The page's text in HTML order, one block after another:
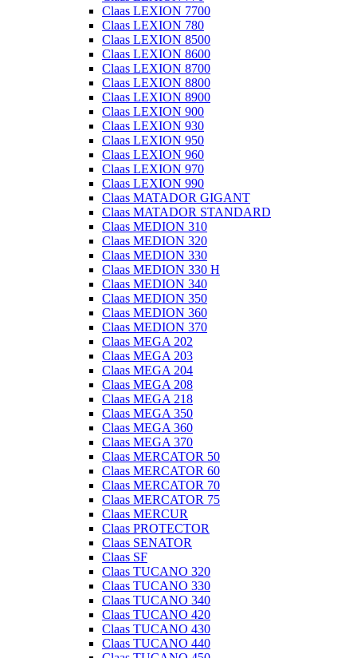
Claas LEXION 7700
Claas LEXION 780
Claas LEXION 8500
Claas LEXION 8600
Claas LEXION 8700
Claas LEXION 8800
Claas LEXION 8900
Claas LEXION 900
Claas LEXION 930
Claas LEXION 950
Claas LEXION 960
Claas LEXION 970
Claas LEXION 990
Claas MATADOR GIGANT
Claas MATADOR STANDARD
Claas MEDION 310
Claas MEDION 320
Claas MEDION 330
Claas MEDION 330 H
Claas MEDION 340
Claas MEDION 350
Claas MEDION 360
Claas MEDION 370
Claas MEGA 202
Claas MEGA 203
Claas MEGA 204
Claas MEGA 208
Claas MEGA 218
Claas MEGA 350
Claas MEGA 360
Claas MEGA 370
Claas MERCATOR 50
Claas MERCATOR 60
Claas MERCATOR 70
Claas MERCATOR 75
Claas MERCUR
Claas PROTECTOR
Claas SENATOR
Claas SF
Claas TUCANO 320
Claas TUCANO 330
Claas TUCANO 340
Claas TUCANO 420
Claas TUCANO 430
Claas TUCANO 440